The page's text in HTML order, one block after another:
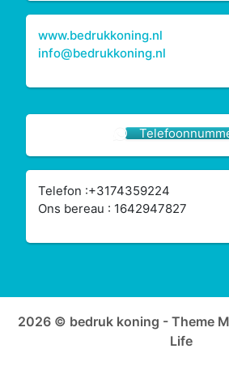
www.bedrukkoning.nl
info@bedrukkoning.nl
Telefon :+3174359224
Ons bereau : 1642947827
2026 © bedruk koning - Theme
Life